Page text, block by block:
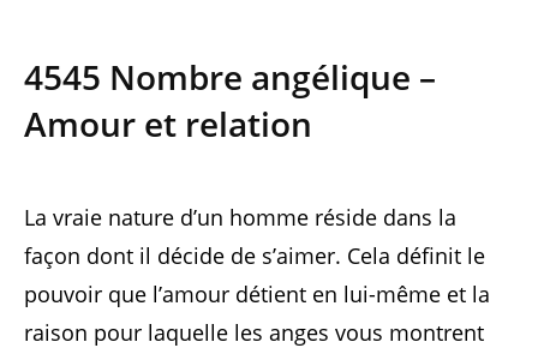
4545 Nombre angélique –
Amour et relation
La vraie nature d’un homme réside dans la
façon dont il décide de s’aimer. Cela définit le
pouvoir que l’amour détient en lui-même et la
raison pour laquelle les anges vous montrent